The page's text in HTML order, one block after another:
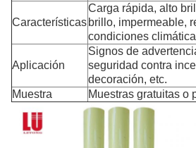
Características
Carga rápida, alto
brillo, impermeable,
condiciones
Aplicación
Signos de
seguridad contra
decoración, etc.
Muestra
Muestras gratuitas o